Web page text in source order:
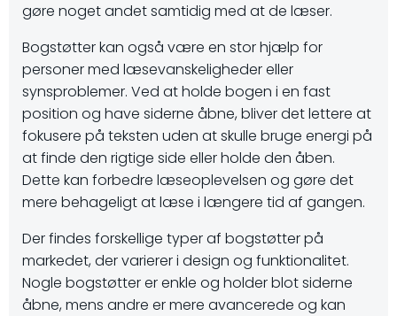
gøre noget andet samtidig med at de læser.
Bogstøtter kan også være en stor hjælp for
personer med læsevanskeligheder eller
synsproblemer. Ved at holde bogen i en fast
position og have siderne åbne, bliver det lettere at
fokusere på teksten uden at skulle bruge energi på
at finde den rigtige side eller holde den åben.
Dette kan forbedre læseoplevelsen og gøre det
mere behageligt at læse i længere tid af gangen.
Der findes forskellige typer af bogstøtter på
markedet, der varierer i design og funktionalitet.
Nogle bogstøtter er enkle og holder blot siderne
åbne, mens andre er mere avancerede og kan